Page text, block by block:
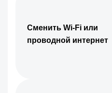
Сменить Wi-Fi или
проводной интернет